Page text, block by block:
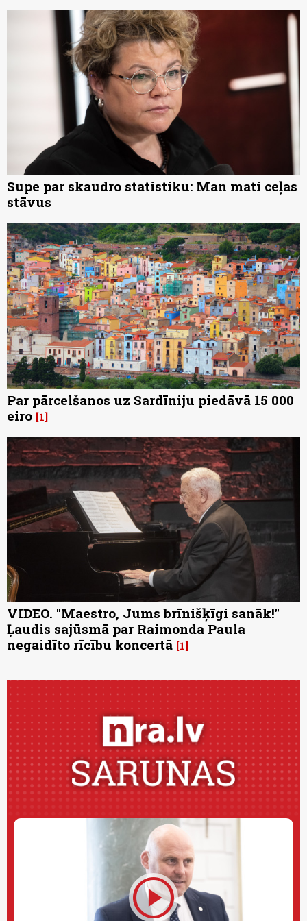
Supe par skaudro statistiku: Man mati ceļas
stāvus
Par pārcelšanos uz Sardīniju piedāvā 15 000
eiro 1
VIDEO. "Maestro, Jums brīnišķīgi sanāk!"
Ļaudis sajūsmā par Raimonda Paula
negaidīto rīcību koncertā 1
play_circle